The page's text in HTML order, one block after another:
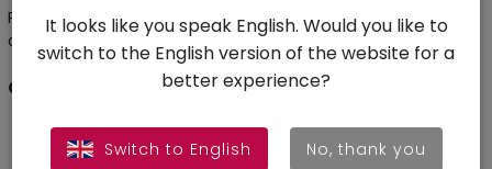
Pro dosažení optimálních výsledků aplikujte sérum dvakrát
denně – ráno a večer.
Opatření
Přípravek je určen pouze pro vnější použití.
Vyhněte se kontaktu s očima; pokud k němu dojde,
It looks like you speak English. Would you like to
switch to the English version of the website for a
better experience?
Switch to English No, thank you